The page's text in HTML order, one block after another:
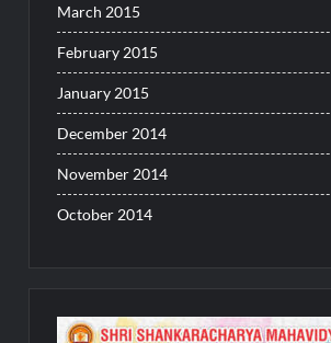
March 2015
February 2015
January 2015
December 2014
November 2014
October 2014